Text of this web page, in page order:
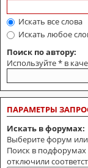
Искать все слова
Искать любое
Поиск по автору:
Используйте * в
ПАРАМЕТРЫ
Искать в форумах:
Выберите форум
Поиск в подфорумах
отключили